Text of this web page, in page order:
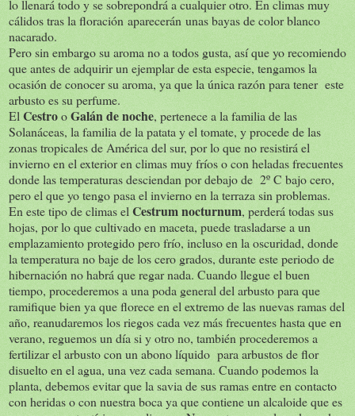
lo llenará todo y se sobrepondrá a cualquier otro. En climas muy
cálidos tras la floración aparecerán unas bayas de color blanco
nacarado.
Pero sin embargo su aroma no a todos gusta, así que yo recomiendo
que antes de adquirir un ejemplar de esta especie, tengamos la
ocasión de conocer su aroma, ya que la única razón para tener este
arbusto es su perfume.
El CestrooGalán de noche, pertenece a la familia de las
Solanáceas, la familia de la patata y el tomate, y procede de las
zonas tropicales de América del sur, por lo que no resistirá el
invierno en el exterior en climas muy fríos o con heladas frecuentes
donde las temperaturas desciendan por debajo de 2º C bajo cero,
pero el que yo tengo pasa el invierno en la terraza sin problemas.
En este tipo de climas el Cestrum nocturnum, perderá todas sus
hojas, por lo que cultivado en maceta, puede trasladarse a un
emplazamiento protegido pero frío, incluso en la oscuridad, donde
la temperatura no baje de los cero grados, durante este periodo de
hibernación no habrá que regar nada. Cuando llegue el buen
tiempo, procederemos a una poda general del arbusto para que
ramifique bien ya que florece en el extremo de las nuevas ramas del
año, reanudaremos los riegos cada vez más frecuentes hasta que en
verano, reguemos un día si y otro no, también procederemos a
fertilizar el arbusto con un abono líquido para arbustos de flor
disuelto en el agua, una vez cada semana. Cuando podemos la
planta, debemos evitar que la savia de sus ramas entre en contacto
con heridas o con nuestra boca ya que contiene un alcaloide que es